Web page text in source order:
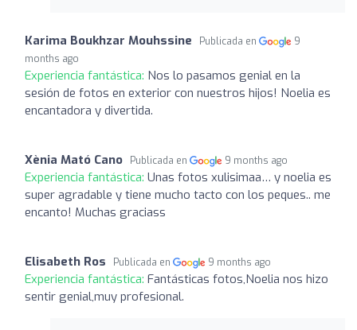
Karima Boukhzar Mouhssine Publicada en
9
months ago
Experiencia fantástica: Nos lo pasamos genial en la
sesión de fotos en exterior con nuestros hijos! Noelia es
encantadora y divertida.
Xènia Mató Cano Publicada en 9 months ago
Experiencia fantástica: Unas fotos xulisimaa… y noelia es
super agradable y tiene mucho tacto con los peques.. me
encanto! Muchas graciass
Elisabeth Ros Publicada en 9 months ago
Experiencia fantástica: Fantásticas fotos,Noelia nos hizo
sentir genial,muy profesional.